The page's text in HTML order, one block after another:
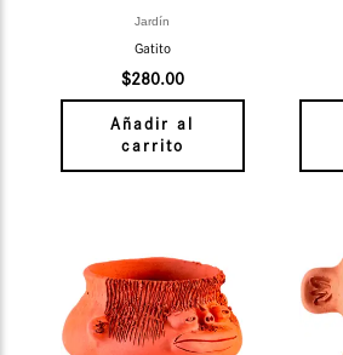
Jardín
Gatito
$280.00
Añadir al
carrito